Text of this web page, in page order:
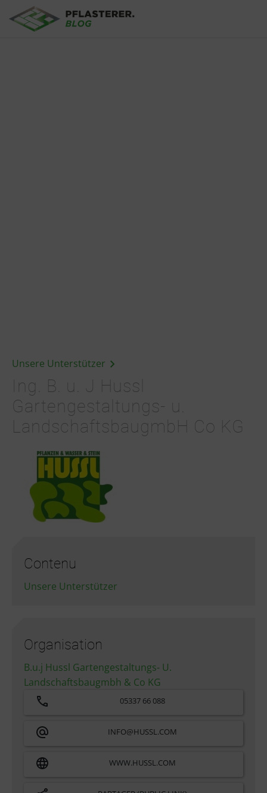
Unsere Unterstützer
Ing. B. u. J Hussl
Gartengestaltungs- u.
LandschaftsbaugmbH Co KG
Contenu
Unsere Unterstützer
Organisation
B.u.j Hussl Gartengestaltungs- U.
Landschaftsbaugmbh & Co KG
05337 66 088
INFO@HUSSL.COM
WWW.HUSSL.COM